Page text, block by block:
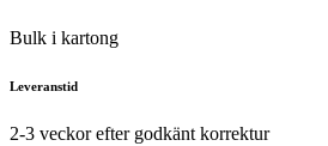
Bulk i kartong
Leveranstid
2-3 veckor efter godkänt korrektur